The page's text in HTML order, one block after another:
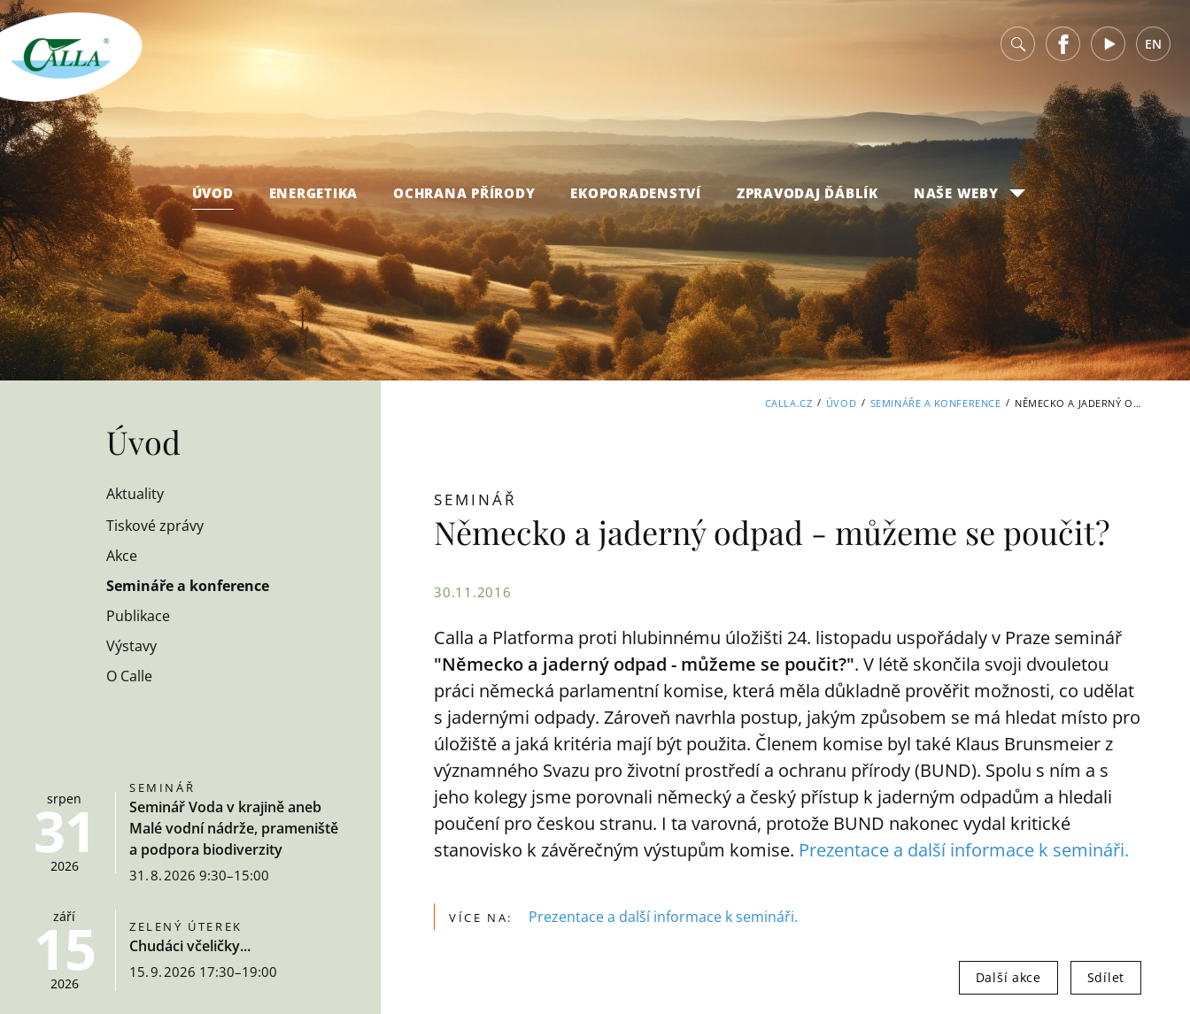
v FacebookYoutube EN
ÚVOD ENERGETIKA OCHRANA PŘÍRODY EKOPORADENSTVÍ ZPRAVODAJ ĎÁBLÍK NAŠE WEBY
CALLA.CZ / ÚVOD / SEMINÁŘE A KONFERENCE / NĚMECKO A JADERNÝ ODPAD - MŮŽEME SE POUČIT?
Úvod
Aktuality
Tiskové zprávy
Akce
Semináře a konference
Publikace
Výstavy
O Calle
srpen
31
2026
SEMINÁŘ
Seminář Voda v krajině aneb
Malé vodní nádrže, prameniště
a podpora biodiverzity
31. 8. 2026 9:30–15:00
září
15
2026
ZELENÝ ÚTEREK
Chudáci včeličky...
15. 9. 2026 17:30–19:00
SEMINÁŘ
Německo a jaderný odpad - můžeme se poučit?
30.11.2016
Calla a Platforma proti hlubinnému úložišti 24. listopadu uspořádaly v Praze seminář
"Německo a jaderný odpad - můžeme se poučit?". V létě skončila svoji dvouletou
práci německá parlamentní komise, která měla důkladně prověřit možnosti, co udělat
s jadernými odpady. Zároveň navrhla postup, jakým způsobem se má hledat místo pro
úložiště a jaká kritéria mají být použita. Členem komise byl také Klaus Brunsmeier z
významného Svazu pro životní prostředí a ochranu přírody (BUND). Spolu s ním a s
jeho kolegy jsme porovnali německý a český přístup k jaderným odpadům a hledali
poučení pro českou stranu. I ta varovná, protože BUND nakonec vydal kritické
stanovisko k závěrečným výstupům komise. Prezentace a další informace k semináři.
VÍCE NA: Prezentace a další informace k semináři.
Další akce Sdílet